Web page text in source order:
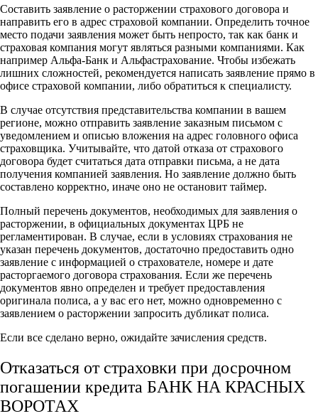
Составить заявление о расторжении страхового договора и
направить его в адрес страховой компании. Определить точное
место подачи заявления может быть непросто, так как банк и
страховая компания могут являться разными компаниями. Как
например Альфа-Банк и Альфастрахование. Чтобы избежать
лишних сложностей, рекомендуется написать заявление прямо в
офисе страховой компании, либо обратиться к специалисту.
В случае отсутствия представительства компании в вашем
регионе, можно отправить заявление заказным письмом с
уведомлением и описью вложения на адрес головного офиса
страховщика. Учитывайте, что датой отказа от страхового
договора будет считаться дата отправки письма, а не дата
получения компанией заявления. Но заявление должно быть
составлено корректно, иначе оно не остановит таймер.
Полный перечень документов, необходимых для заявления о
расторжении, в официальных документах ЦРБ не
регламентирован. В случае, если в условиях страхования не
указан перечень документов, достаточно предоставить одно
заявление с информацией о страхователе, номере и дате
расторгаемого договора страхования. Если же перечень
документов явно определен и требует предоставления
оригинала полиса, а у вас его нет, можно одновременно с
заявлением о расторжении запросить дубликат полиса.
Если все сделано верно, ожидайте зачисления средств.
Отказаться от страховки при досрочном
погашении кредита БАНК НА КРАСНЫХ
ВОРОТАХ